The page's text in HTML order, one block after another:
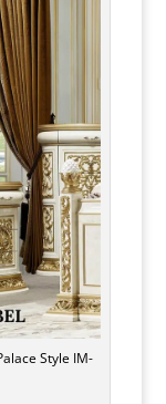
Style IM-